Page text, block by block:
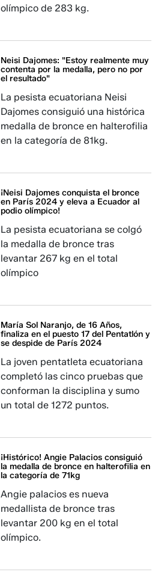
olímpico de 283 kg.
Neisi Dajomes: "Estoy realmente muy
contenta por la medalla, pero no por
el resultado"
La pesista ecuatoriana Neisi
Dajomes consiguió una histórica
medalla de bronce en halterofilia
en la categoría de 81kg.
¡Neisi Dajomes conquista el bronce
en París 2024 y eleva a Ecuador al
podio olímpico!
La pesista ecuatoriana se colgó
la medalla de bronce tras
levantar 267 kg en el total
olímpico
María Sol Naranjo, de 16 Años,
finaliza en el puesto 17 del Pentatlón y
se despide de París 2024
La joven pentatleta ecuatoriana
completó las cinco pruebas que
conforman la disciplina y sumo
un total de 1272 puntos.
¡Histórico! Angie Palacios consiguió
la medalla de bronce en halterofilia en
la categoría de 71kg
Angie palacios es nueva
medallista de bronce tras
levantar 200 kg en el total
olímpico.